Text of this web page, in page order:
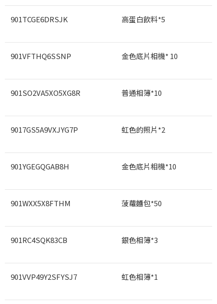
901TCGE6DRSJK 高蛋白飲料*5
901VFTHQ6SSNP 金色底片相機* 10
901SO2VA5XO5XG8R 普通相簿*10
9017GS5A9VXJYG7P 虹色的照片*2
901YGEGQGAB8H 金色底片相機*10
901WXX5X8FTHM 菠蘿麵包*50
901RC4SQK83CB 銀色相簿*3
901VVP49Y2SFYSJ7 虹色相簿*1